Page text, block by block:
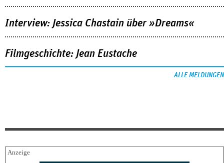
Interview: Jessica Chastain über »Dreams«
Filmgeschichte: Jean Eustache
ALLE MELDUNGEN